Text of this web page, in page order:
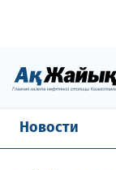
Новости